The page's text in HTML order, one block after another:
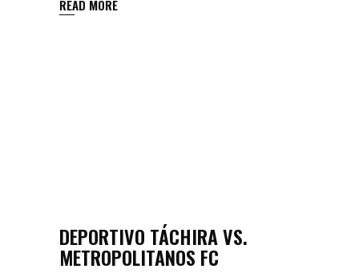
READ MORE
DEPORTIVO TÁCHIRA VS.
METROPOLITANOS FC